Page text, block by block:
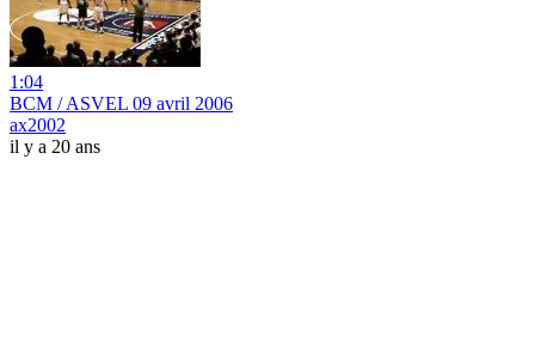
1:04
BCM / ASVEL 09 avril 2006
ax2002
il y a 20 ans